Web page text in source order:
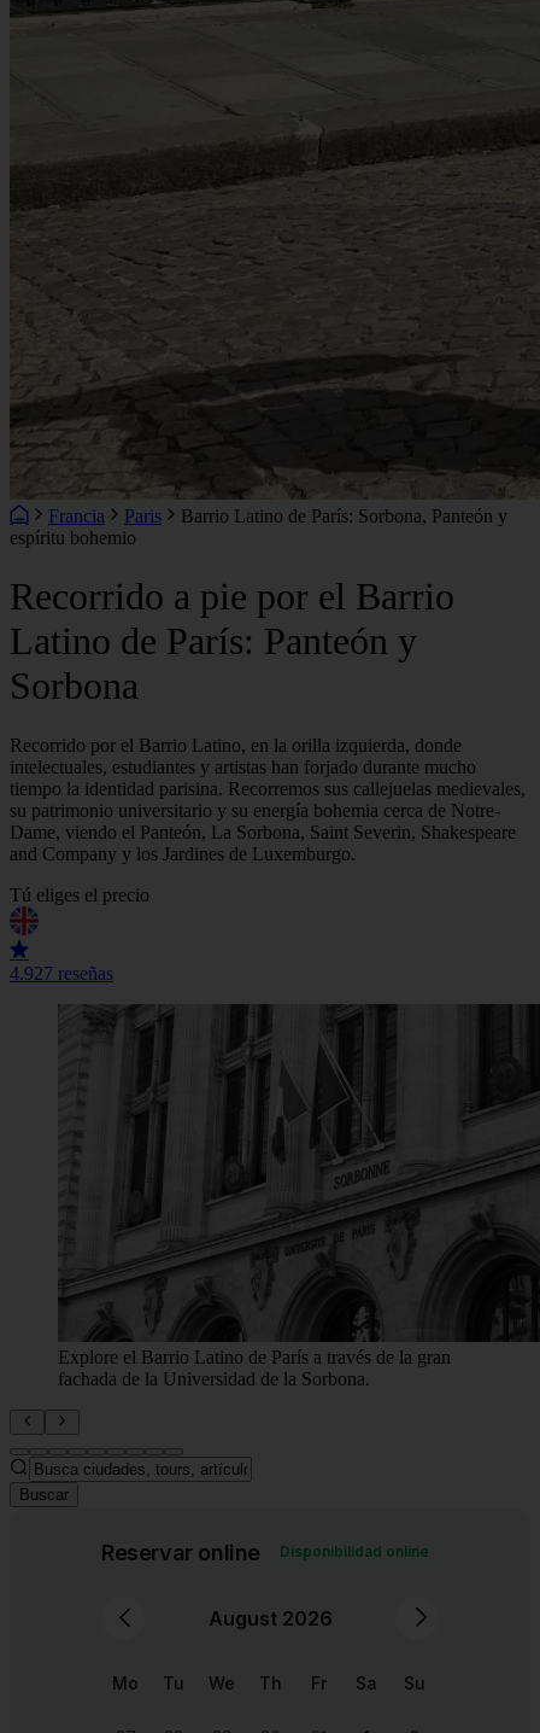
Francia Paris
Barrio Latino de París: Sorbona, Panteón y
espíritu bohemio
Recorrido a pie por el Barrio
Latino de París: Panteón y
Sorbona
Recorrido por el Barrio Latino, en la orilla izquierda, donde
intelectuales, estudiantes y artistas han forjado durante mucho
tiempo la identidad parisina. Recorremos sus callejuelas medievales,
su patrimonio universitario y su energía bohemia cerca de Notre-
Dame, viendo el Panteón, La Sorbona, Saint Severin, Shakespeare
and Company y los Jardines de Luxemburgo.
Tú eliges el precio
4.927 reseñas
"Adéntrese en la calma parisina a través de arcos de
piedra atemporales y vegetación".
Buscar